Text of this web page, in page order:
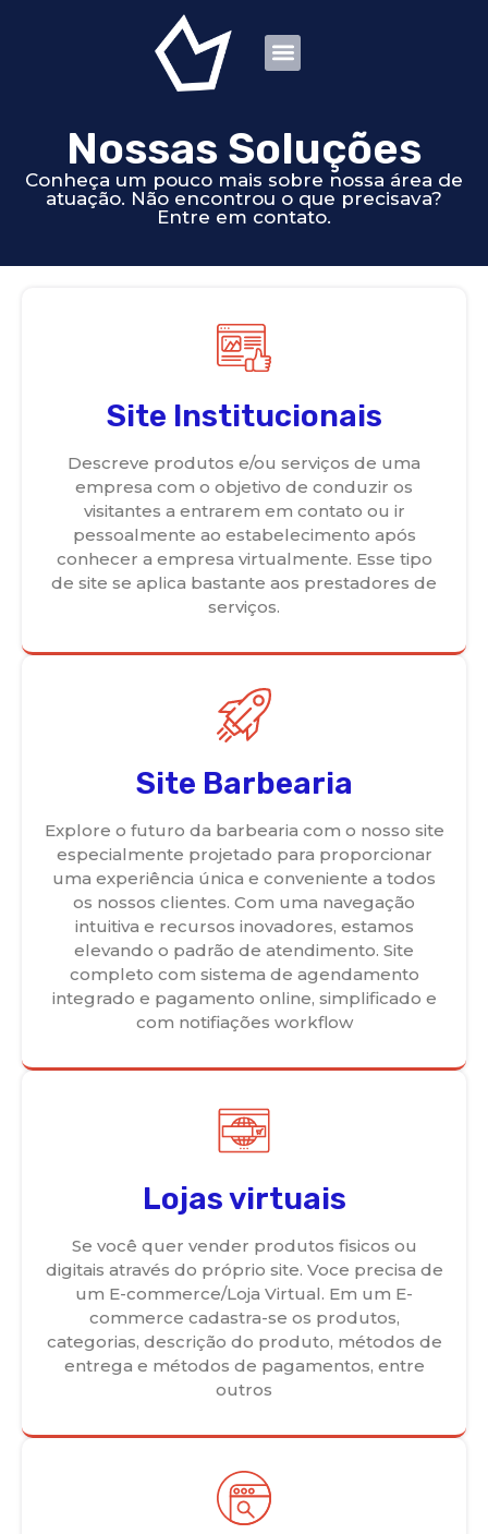
Nossas Soluções
Conheça um pouco mais sobre nossa área de
atuação. Não encontrou o que precisava?
Entre em contato.
Site Institucionais
Descreve produtos e/ou serviços de uma
empresa com o objetivo de conduzir os
visitantes a entrarem em contato ou ir
pessoalmente ao estabelecimento após
conhecer a empresa virtualmente. Esse tipo
de site se aplica bastante aos prestadores de
serviços.
Site Barbearia
Explore o futuro da barbearia com o nosso site
especialmente projetado para proporcionar
uma experiência única e conveniente a todos
os nossos clientes. Com uma navegação
intuitiva e recursos inovadores, estamos
elevando o padrão de atendimento. Site
completo com sistema de agendamento
integrado e pagamento online, simplificado e
com notifiações workflow
Lojas virtuais
Se você quer vender produtos fisicos ou
digitais através do próprio site. Voce precisa de
um E-commerce/Loja Virtual. Em um E-
commerce cadastra-se os produtos,
categorias, descrição do produto, métodos de
entrega e métodos de pagamentos, entre
outros